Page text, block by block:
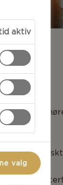
Del
ned i en
aktiv
valg